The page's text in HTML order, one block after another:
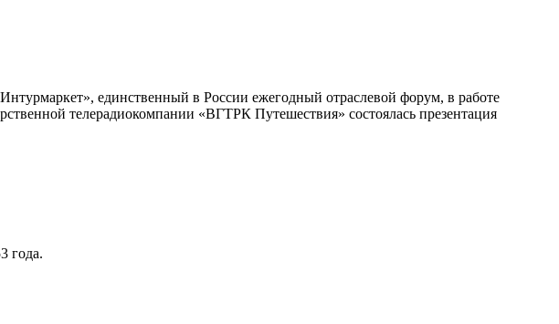
единственный в России ежегодный отраслевой форум, в работе
телерадиокомпании «ВГТРК Путешествия» состоялась презентация
года.